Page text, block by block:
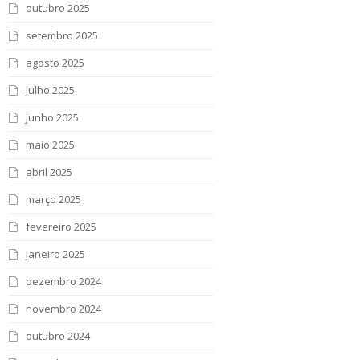
outubro 2025
setembro 2025
agosto 2025
julho 2025
junho 2025
maio 2025
abril 2025
março 2025
fevereiro 2025
janeiro 2025
dezembro 2024
novembro 2024
outubro 2024